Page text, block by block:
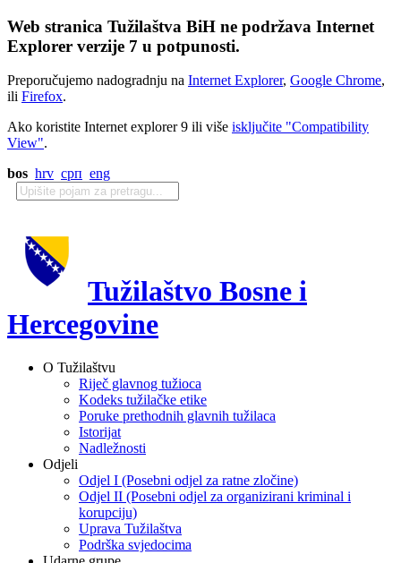
Web stranica Tužilaštva BiH ne podržava Internet
Explorer verzije 7 u potpunosti.
Preporučujemo nadogradnju na Internet Explorer, Google Chrome,
ili Firefox.
Ako koristite Internet explorer 9 ili više isključite "Compatibility
View".
bos hrv срп eng
Tužilaštvo Bosne i
Hercegovine
O Tužilaštvu
Riječ glavnog tužioca
Kodeks tužilačke etike
Poruke prethodnih glavnih tužilaca
Istorijat
Nadležnosti
Odjeli
Odjel I (Posebni odjel za ratne zločine)
Odjel II (Posebni odjel za organizirani kriminal i
korupciju)
Uprava Tužilaštva
Podrška svjedocima